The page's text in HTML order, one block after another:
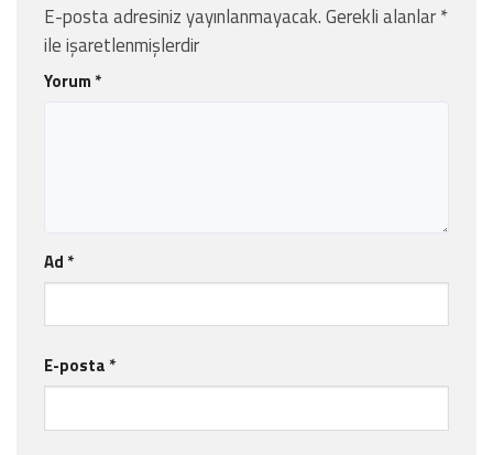
E-posta adresiniz yayınlanmayacak.Gerekli alanlar*
ile işaretlenmişlerdir
Yorum *
Ad *
E-posta *